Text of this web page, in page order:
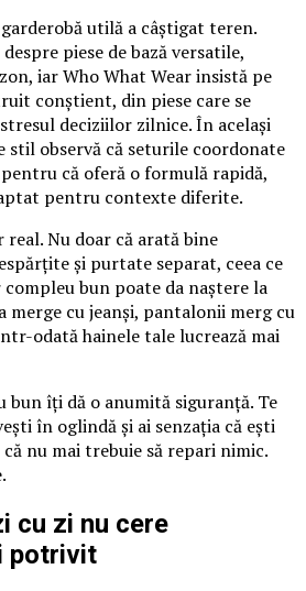
utilă a câștigat teren.
piese de bază versatile,
iar Who What Wear insistă pe
conștient, din piese care se
deciziilor zilnice. În același
stil observă că seturile coordonate
că oferă o formulă rapidă,
pentru contexte diferite.
Nu doar că arată bine
și purtate separat, ceea ce
bun poate da naștere la
merge cu jeanși, pantalonii merg cu
odată hainele tale lucrează mai
bun îți dă o anumită siguranță. Te
în oglindă și ai senzația că ești
nu mai trebuie să repari nimic.
cu zi nu cere
potrivit